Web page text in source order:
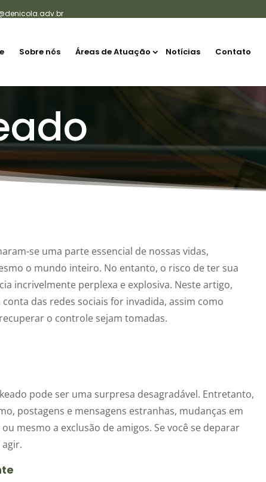
Sobre nós Áreas de Atuação Notícias Contato
se uma parte essencial de nossas vidas,
o mundo inteiro. No entanto, o risco de ter sua
incrivelmente perplexa e explosiva. Neste artigo,
das redes sociais for invadida, assim como
o controle sejam tomadas.
pode ser uma surpresa desagradável. Entretanto,
postagens e mensagens estranhas, mudanças em
mesmo a exclusão de amigos. Se você se deparar